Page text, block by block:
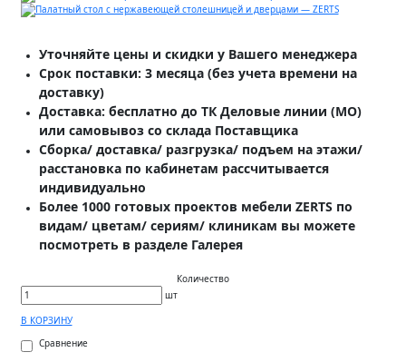
Уточняйте цены и скидки у Вашего менеджера
Срок поставки: 3 месяца (без учета времени на
доставку)
Доставка: бесплатно до ТК Деловые линии (МО)
или самовывоз со склада Поставщика
Сборка/ доставка/ разгрузка/ подъем на этажи/
расстановка по кабинетам рассчитывается
индивидуально
Более 1000 готовых проектов мебели ZERTS по
видам/ цветам/ сериям/ клиникам вы можете
посмотреть в разделе Галерея
Количество
шт
В КОРЗИНУ
Сравнение